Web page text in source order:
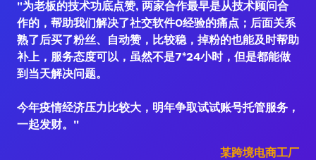
"为老板的技术功底点赞, 两家合作最早是从技术顾问合
作的，帮助我们解决了社交软件0经验的痛点；后面关系
熟了后买了粉丝、自动赞，比较稳，掉粉的也能及时帮助
补上，服务态度可以，虽然不是7*24小时，但是都能做
到当天解决问题。
今年疫情经济压力比较大，明年争取试试账号托管服务，
一起发财。"
某跨境电商工厂